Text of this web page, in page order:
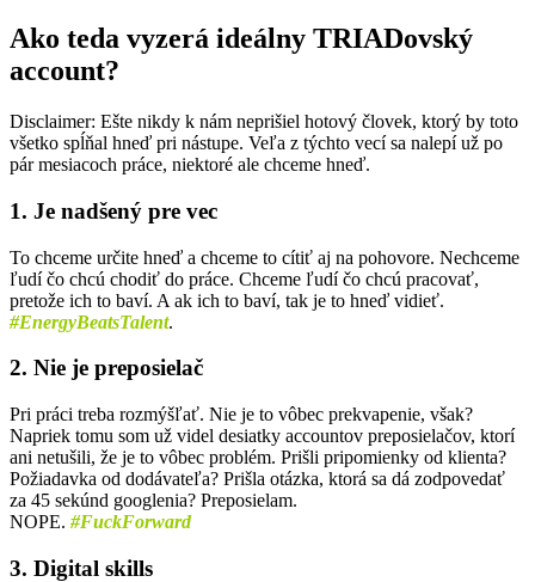
Ako teda vyzerá ideálny TRIADovský
account?
Disclaimer: Ešte nikdy k nám neprišiel hotový človek, ktorý by toto
všetko spĺňal hneď pri nástupe. Veľa z týchto vecí sa nalepí už po
pár mesiacoch práce, niektoré ale chceme hneď.
1. Je nadšený pre vec
To chceme určite hneď a chceme to cítiť aj na pohovore. Nechceme
ľudí čo chcú chodiť do práce. Chceme ľudí čo chcú pracovať,
pretože ich to baví. A ak ich to baví, tak je to hneď vidieť.
#EnergyBeatsTalent.
2. Nie je preposielač
Pri práci treba rozmýšľať. Nie je to vôbec prekvapenie, však?
Napriek tomu som už videl desiatky accountov preposielačov, ktorí
ani netušili, že je to vôbec problém. Prišli pripomienky od klienta?
Požiadavka od dodávateľa? Prišla otázka, ktorá sa dá zodpovedať
za 45 sekúnd googlenia? Preposielam.
NOPE. #FuckForward
3. Digital skills